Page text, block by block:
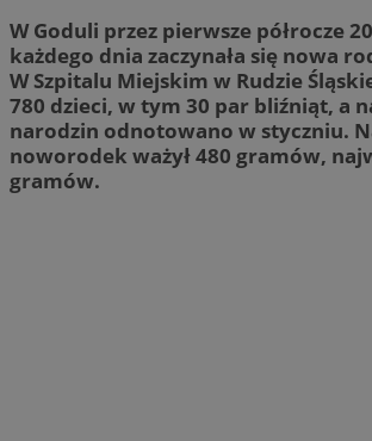
W Goduli przez pierwsze półrocze
każdego dnia zaczynała się nowa
W Szpitalu Miejskim w Rudzie
780 dzieci, w tym 30 par bliźniąt, a
narodzin odnotowano w styczniu.
noworodek ważył 480 gramów,
gramów.